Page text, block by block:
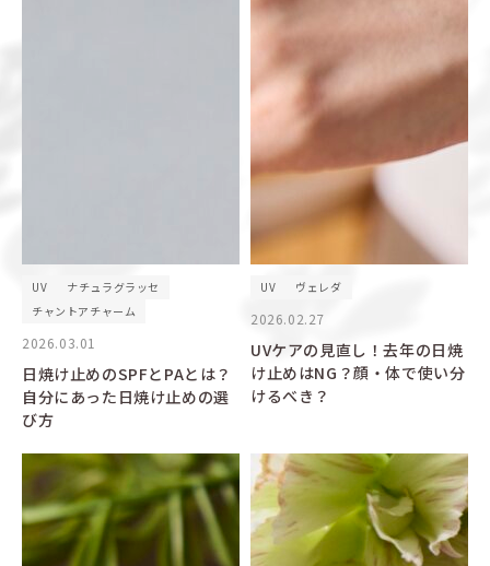
UV
ナチュラグラッセ
チャントアチャーム
2026.03.01
日焼け止めのSPFとPAとは？
自分にあった日焼け止めの選
び方
UV ヴェレダ
2026.02.27
UVケアの見直し！去年の日焼
け止めはNG？顔・体で使い分
けるべき？